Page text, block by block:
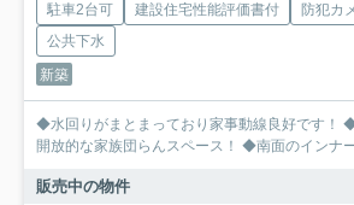
駐車2台可 建設住宅性能評価書付 防犯カ
公共下水
新築
◆水回りがまとまっており家事動線良好です！
開放的な家族団らんスペース！ ◆南面のインナ
販売中の物件